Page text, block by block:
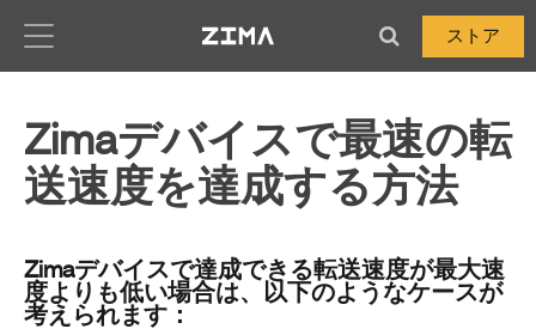
ストア
Zimaデバイスで最速の転
送速度を達成する方法
Zimaデバイスで達成できる転送速度が最大速
度よりも低い場合は、以下のようなケースが
考えられます：